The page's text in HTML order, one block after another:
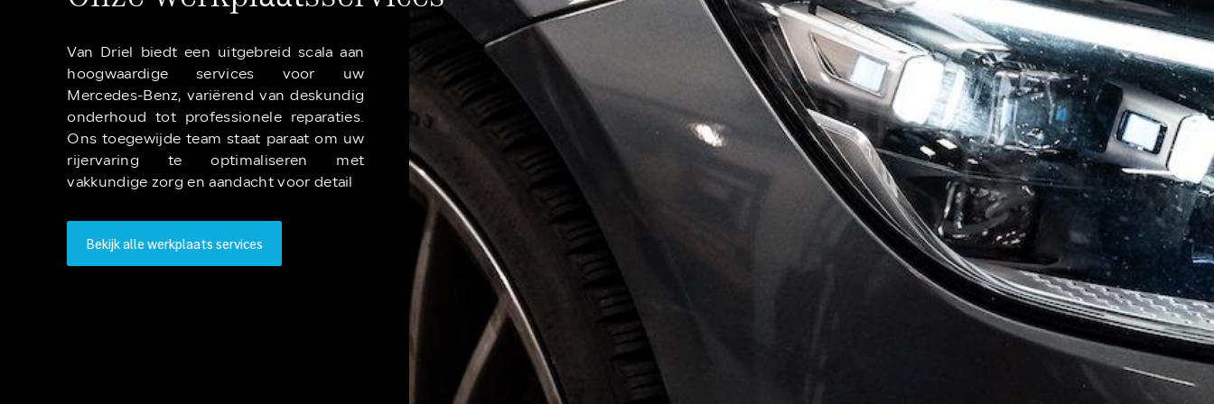
Van Driel biedt een uitgebreid scala aan
hoogwaardige services voor uw
Mercedes-Benz, variërend van deskundig
onderhoud tot professionele reparaties.
Ons toegewijde team staat paraat om uw
rijervaring te optimaliseren met
vakkundige zorg en aandacht voor detail
Bekijk alle werkplaats services